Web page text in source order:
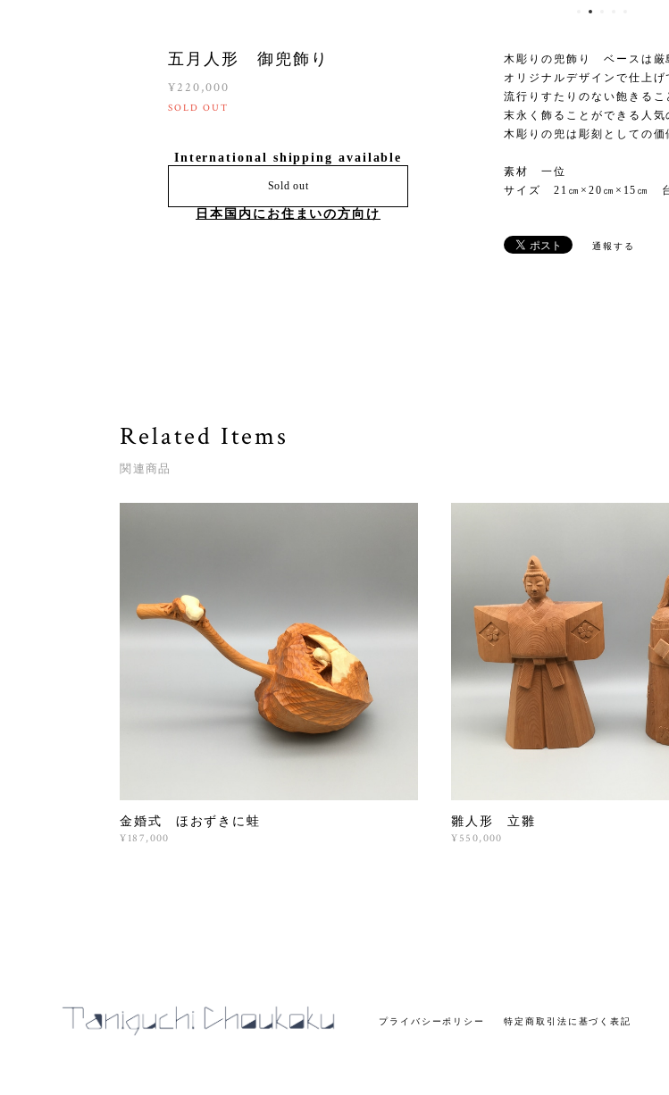
五月人形 御兜飾り
¥220,000
SOLD OUT
International shipping available
Sold out
日本国内にお住まいの方向け
木彫りの兜飾り ベースは
オリジナルデザインで仕上げ
流行りすたりのない飽きる
末永く飾ることができる人気
木彫りの兜は彫刻としての
素材 一位
サイズ 21㎝×20㎝×15㎝ 台
通報する
Related Items
関連商品
金婚式 ほおずきに蛙
¥187,000
雛人形 立雛
¥550,000
プライバシーポリシー 特定商取引法に基づく表記